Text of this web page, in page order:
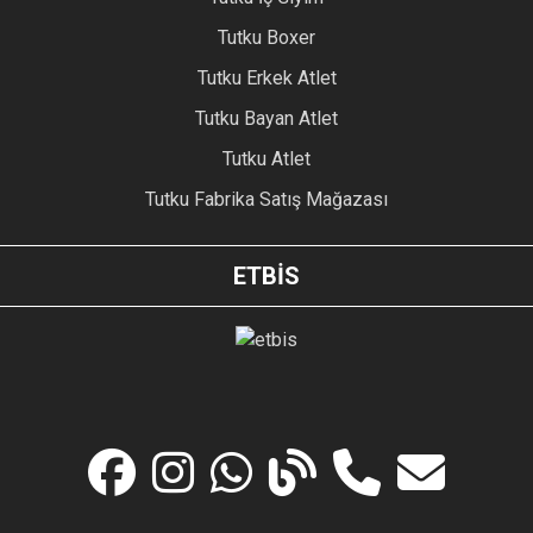
Tutku Boxer
Tutku Erkek Atlet
Tutku Bayan Atlet
Tutku Atlet
Tutku Fabrika Satış Mağazası
ETBİS